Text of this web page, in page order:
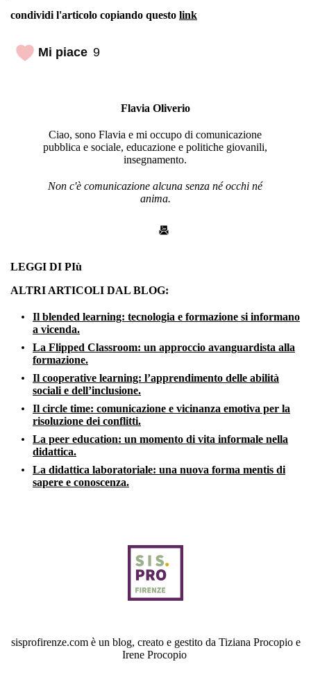
condividi l'articolo copiando questo link
Mi piace 9
Flavia Oliverio
Ciao, sono Flavia e mi occupo di comunicazione
pubblica e sociale, educazione e politiche giovanili,
insegnamento.
Non c'è comunicazione alcuna senza né occhi né
anima.
LEGGI DI PIù
ALTRI ARTICOLI DAL BLOG:
Il blended learning: tecnologia e formazione si informano
a vicenda.
La Flipped Classroom: un approccio avanguardista alla
formazione.
Il cooperative learning: l’apprendimento delle abilità
sociali e dell’inclusione.
Il circle time: comunicazione e vicinanza emotiva per la
risoluzione dei conflitti.
La peer education: un momento di vita informale nella
didattica.
La didattica laboratoriale: una nuova forma mentis di
sapere e conoscenza.
sisprofirenze.com è un blog, creato e gestito da Tiziana Procopio e
Irene Procopio